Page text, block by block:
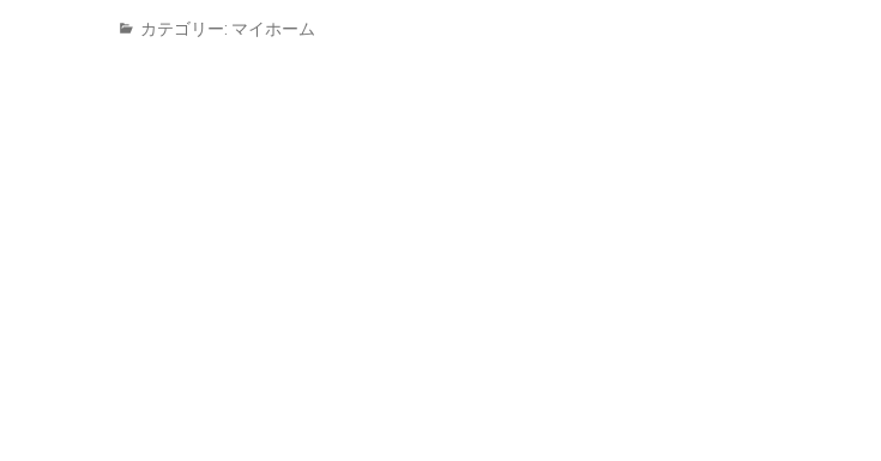
カテゴリー: マイホーム